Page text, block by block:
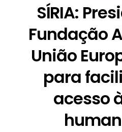
SÍRIA:
Fundação
União
para
acesso